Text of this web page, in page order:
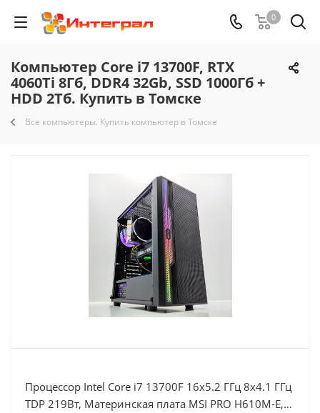
0
Компьютер Core i7 13700F, RTX
4060Ti 8Гб, DDR4 32Gb, SSD 1000Гб +
HDD 2Тб. Купить в Томске
Все компьютеры. Купить компьютер в Томске
Процессор Intel Core i7 13700F 16x5.2 ГГц 8x4.1 ГГц
TDP 219Вт, Материнская плата MSI PRO H610M-E,